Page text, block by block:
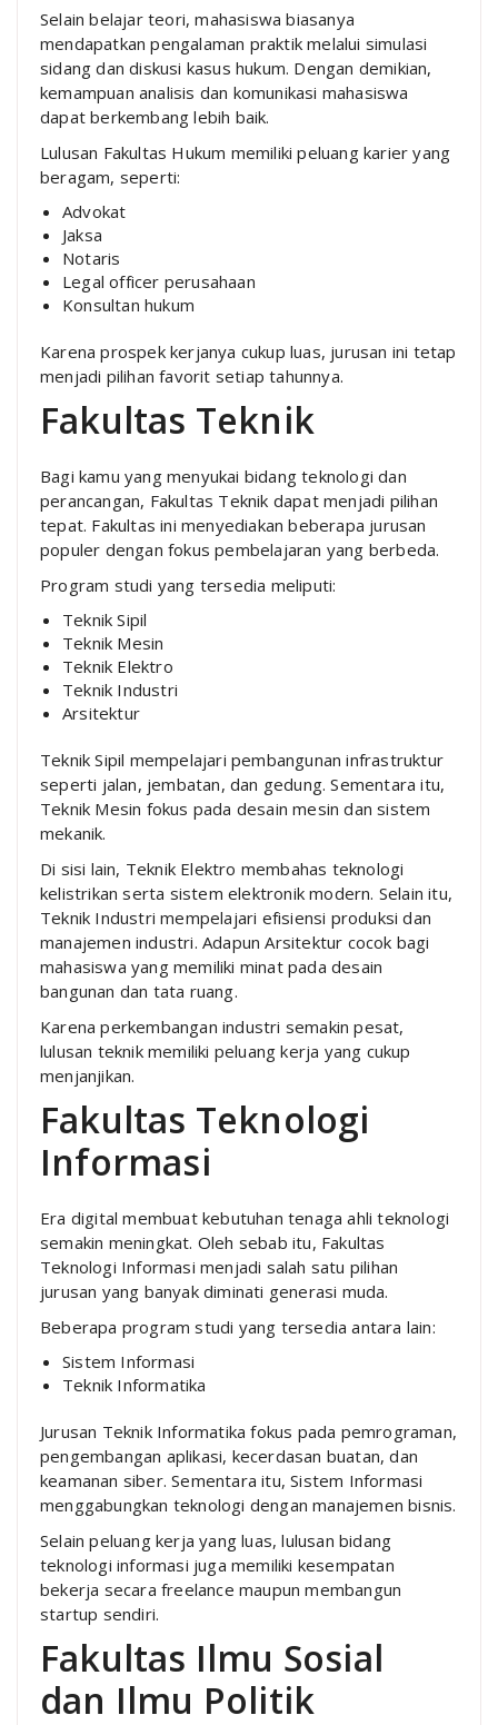
Selain belajar teori, mahasiswa biasanya
mendapatkan pengalaman praktik melalui simulasi
sidang dan diskusi kasus hukum. Dengan demikian,
kemampuan analisis dan komunikasi mahasiswa
dapat berkembang lebih baik.
Lulusan Fakultas Hukum memiliki peluang karier yang
beragam, seperti:
Advokat
Jaksa
Notaris
Legal officer perusahaan
Konsultan hukum
Karena prospek kerjanya cukup luas, jurusan ini tetap
menjadi pilihan favorit setiap tahunnya.
Fakultas Teknik
Bagi kamu yang menyukai bidang teknologi dan
perancangan, Fakultas Teknik dapat menjadi pilihan
tepat. Fakultas ini menyediakan beberapa jurusan
populer dengan fokus pembelajaran yang berbeda.
Program studi yang tersedia meliputi:
Teknik Sipil
Teknik Mesin
Teknik Elektro
Teknik Industri
Arsitektur
Teknik Sipil mempelajari pembangunan infrastruktur
seperti jalan, jembatan, dan gedung. Sementara itu,
Teknik Mesin fokus pada desain mesin dan sistem
mekanik.
Di sisi lain, Teknik Elektro membahas teknologi
kelistrikan serta sistem elektronik modern. Selain itu,
Teknik Industri mempelajari efisiensi produksi dan
manajemen industri. Adapun Arsitektur cocok bagi
mahasiswa yang memiliki minat pada desain
bangunan dan tata ruang.
Karena perkembangan industri semakin pesat,
lulusan teknik memiliki peluang kerja yang cukup
menjanjikan.
Fakultas Teknologi
Informasi
Era digital membuat kebutuhan tenaga ahli teknologi
semakin meningkat. Oleh sebab itu, Fakultas
Teknologi Informasi menjadi salah satu pilihan
jurusan yang banyak diminati generasi muda.
Beberapa program studi yang tersedia antara lain:
Sistem Informasi
Teknik Informatika
Jurusan Teknik Informatika fokus pada pemrograman,
pengembangan aplikasi, kecerdasan buatan, dan
keamanan siber. Sementara itu, Sistem Informasi
menggabungkan teknologi dengan manajemen bisnis.
Selain peluang kerja yang luas, lulusan bidang
teknologi informasi juga memiliki kesempatan
bekerja secara freelance maupun membangun
startup sendiri.
Fakultas Ilmu Sosial
dan Ilmu Politik